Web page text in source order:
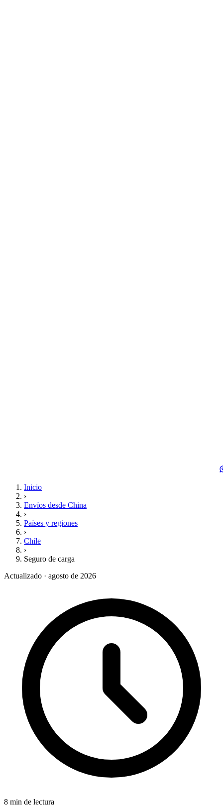
Inicio
›
Envíos desde China
›
Países y regiones
›
Chile
›
Seguro de carga
Actualizado · agosto de 2026
8 min de lectura